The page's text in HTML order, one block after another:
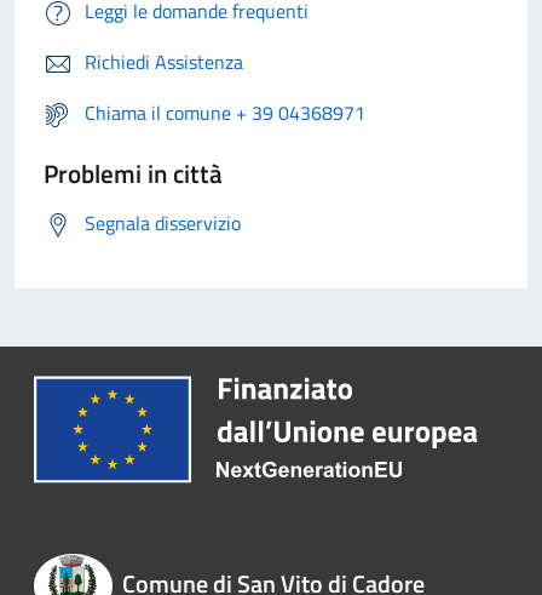
Leggi le domande frequenti
Richiedi Assistenza
Chiama il comune + 39 04368971
Problemi in città
Segnala disservizio
Comune di San Vito di Cadore